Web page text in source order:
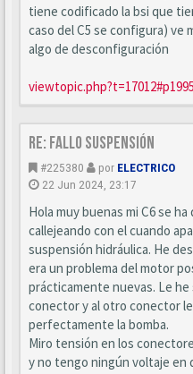
tiene codificado la bsi que
caso del C5 se configura) ve
algo de desconfiguración
Re: Fallo suspensión
#225380 por ELECTRICO
22 Jun 2024, 23:17
Hola muy buenas mi C6 se
callejeando con el cuando
suspensión hidráulica. He
era un problema del motor
prácticamente nuevas. Le
conector y al otro conector
perfectamente la bomba.
Miro tensión en los
y no tengo ningún voltaje